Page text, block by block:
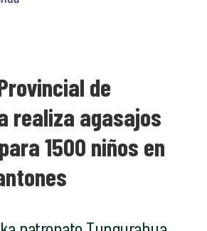
de
realiza agasajos
1500 niños en